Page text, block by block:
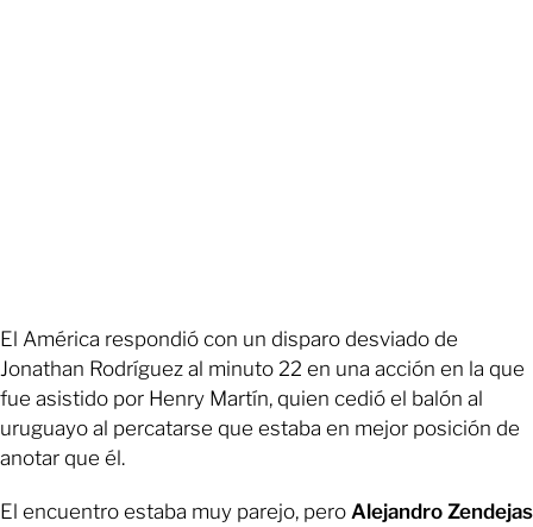
El América respondió con un disparo desviado de
Jonathan Rodríguez al minuto 22 en una acción en la que
fue asistido por Henry Martín, quien cedió el balón al
uruguayo al percatarse que estaba en mejor posición de
anotar que él.
El encuentro estaba muy parejo, pero Alejandro Zendejas